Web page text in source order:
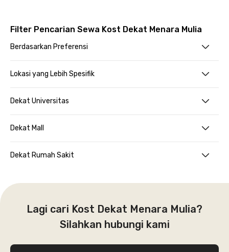
Filter Pencarian Sewa Kost Dekat Menara Mulia
Berdasarkan Preferensi
Lokasi yang Lebih Spesifik
Dekat Universitas
Dekat Mall
Dekat Rumah Sakit
Lagi cari Kost Dekat Menara Mulia?
Silahkan hubungi kami